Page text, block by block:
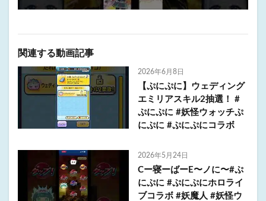
関連する動画記事
2026年6月8日
【ぷにぷに】ウェディング
エミリアスキル2抽選！ #
ぷにぷに #妖怪ウォッチぷ
にぷに #ぷにぷにコラボ
2026年5月24日
Cー寝ーばーE〜ノに〜#ぷ
にぷに #ぷにぷにホロライ
ブコラボ #妖魔人 #妖怪ウ